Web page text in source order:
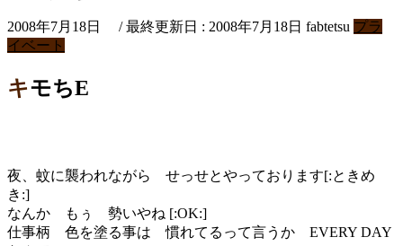
2008年7月18日 / 最終更新日 : 2008年7月18日 fabtetsu プラ
イベート
キモちE
夜、蚊に襲われながら せっせとやっております[:ときめ
き:]
なんか もぅ 勢いやね [:OK:]
仕事柄 色を塗る事は 慣れてるって言うか EVERY DAY